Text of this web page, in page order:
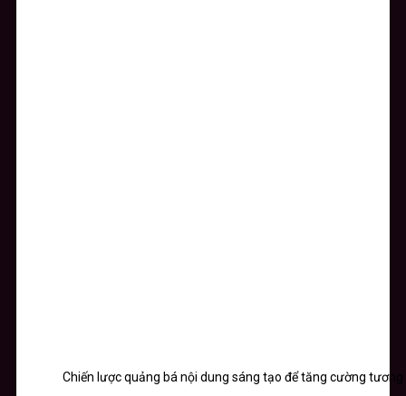
Chiến lược quảng bá nội dung sáng tạo để tăng cường